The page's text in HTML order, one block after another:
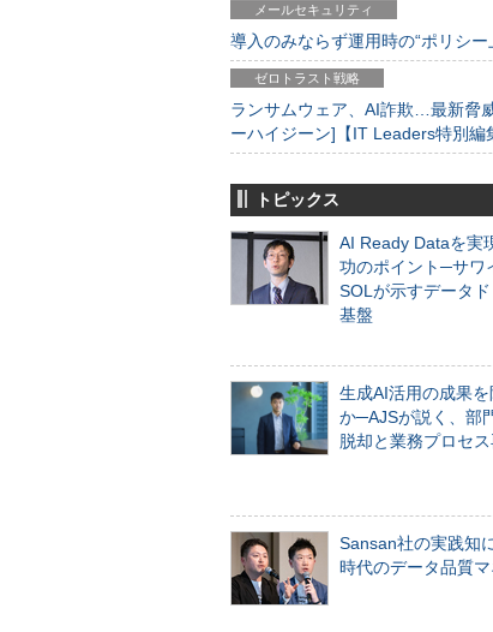
メールセキュリティ
導入のみならず運用時の“ポリシ
ゼロトラスト戦略
ランサムウェア、AI詐欺…最新脅
ーハイジーン]【IT Leaders特別編
トピックス
AI Ready Dataを実
功のポイント─サワ
SOLが示すデータ
基盤
生成AI活用の成果
か─AJSが説く、部
脱却と業務プロセ
Sansan社の実践知
時代のデータ品質マ